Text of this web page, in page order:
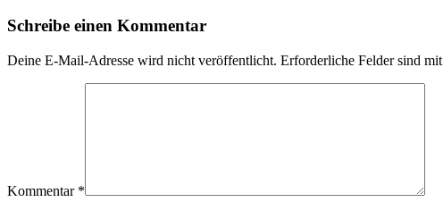
Schreibe einen Kommentar
Deine E-Mail-Adresse wird nicht veröffentlicht. Erforderliche Felder sind mit
Kommentar *